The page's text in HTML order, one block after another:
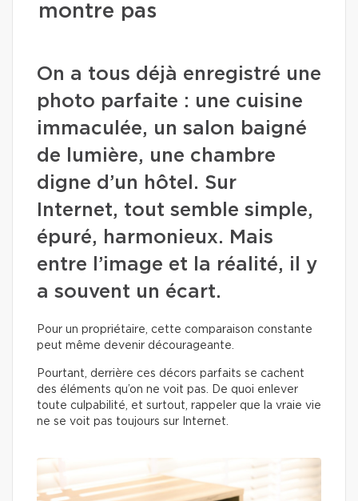
montre pas
On a tous déjà enregistré une
photo parfaite : une cuisine
immaculée, un salon baigné
de lumière, une chambre
digne d’un hôtel. Sur
Internet, tout semble simple,
épuré, harmonieux. Mais
entre l’image et la réalité, il y
a souvent un écart.
Pour un propriétaire, cette comparaison constante
peut même devenir décourageante.
Pourtant, derrière ces décors parfaits se cachent
des éléments qu’on ne voit pas. De quoi enlever
toute culpabilité, et surtout, rappeler que la vraie vie
ne se voit pas toujours sur Internet.